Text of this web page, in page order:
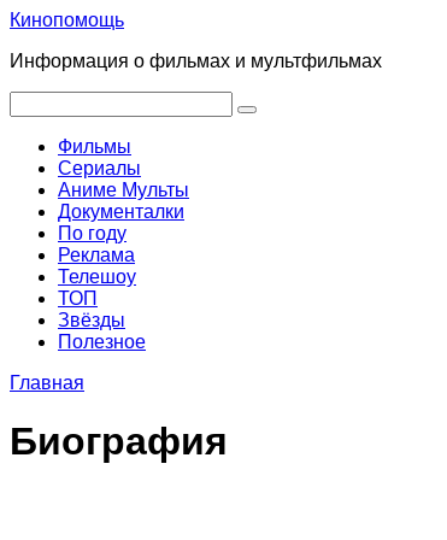
Перейти
контенту
Кинопомощь
Информация о фильмах и мультфильмах
Фильмы
Сериалы
Аниме Мульты
Документалки
По году
Реклама
Телешоу
ТОП
Звёзды
Полезное
Главная
Биография